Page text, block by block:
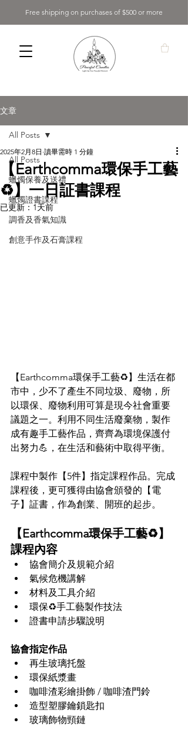
Free shipping on purchases of $500 or more
文章
All Posts
蠟燭保養及送禮
蠟燭證書課程
調香及香氣知識
創意手作及石膏課程
All Posts
【Earthcomma環保手工藝
♻️】一日証書課程
2025年2月8日 讀畢需時 1 分鐘
已更新： 1天前
【Earthcomma環保手工藝♻️】生活在都
市中，少不了產生不同垃圾、廢物，所
以環保、廢物利用可算是現今社會重要
議題之一。利用不同生活廢棄物， 製作
成有趣手工藝作品，齊齊為環境保護付
出努力💪，在生活和藝術中取得平衡。
課程中製作【5件】指定課程作品。完成
課程後，更可獲得由協會頒發的【電
子】証書，作為創業、開班的起步。
【Earthcomma環保手工藝♻️】
課程內容
協會簡介及規範介紹
氣候危機講解
材料及工具介紹
環保♻️手工藝製作技法
證書申請步驟說明
協會指定作品
再生玻璃托盤
環保紙漿畫
咖啡渣彩繪掛飾 / 咖啡渣門鈴
造型塑膠鑰鎖匙扣
玻璃飾物頸鏈